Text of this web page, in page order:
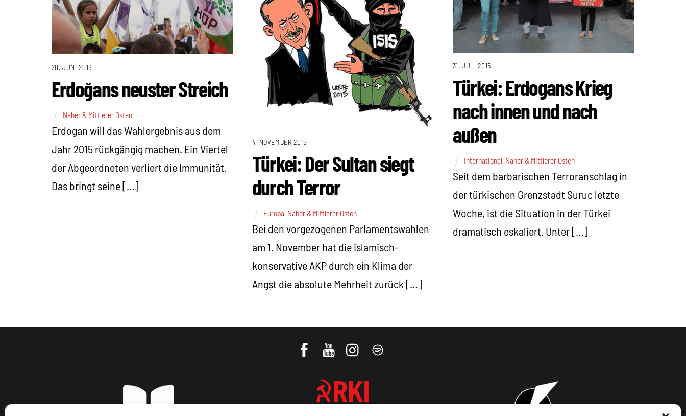
20. JUNI 2016
Erdoğans neuster Streich
Naher & Mittlerer Osten
Erdogan will das Wahlergebnis aus dem
Jahr 2015 rückgängig machen. Ein Viertel
der Abgeordneten verliert die Immunität.
Das bringt seine […]
4. NOVEMBER 2015
Türkei: Der Sultan siegt
durch Terror
Europa Naher & Mittlerer Osten
Bei den vorgezogenen Parlamentswahlen
am 1. November hat die islamisch-
konservative AKP durch ein Klima der
Angst die absolute Mehrheit zurück […]
31. JULI 2015
Türkei: Erdogans Krieg
nach innen und nach
außen
International Naher & Mittlerer Osten
Seit dem barbarischen Terroranschlag in
der türkischen Grenzstadt Suruc letzte
Woche, ist die Situation in der Türkei
dramatisch eskaliert. Unter […]